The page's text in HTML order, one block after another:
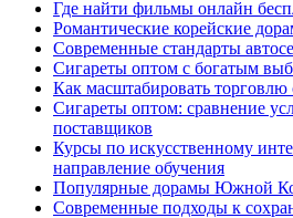
Где найти фильмы онлайн
Романтические корейские
Современные стандарты
Сигареты оптом с богатым
Как масштабировать торговлю
Сигареты оптом: сравнение
поставщиков
Курсы по искусственному
направление обучения
Популярные дорамы Южной
Современные подходы к